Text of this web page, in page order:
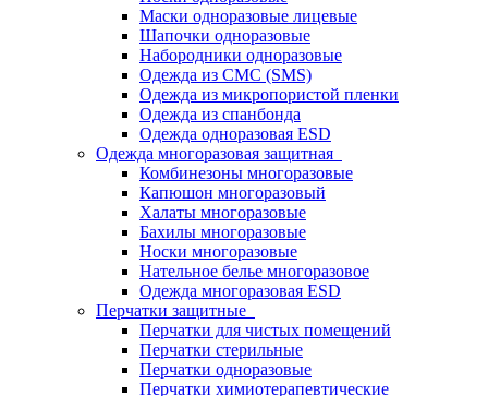
Маски одноразовые лицевые
Шапочки одноразовые
Набородники одноразовые
Одежда из СМС (SMS)
Одежда из микропористой пленки
Одежда из спанбонда
Одежда одноразовая ESD
Одежда многоразовая защитная
Комбинезоны многоразовые
Капюшон многоразовый
Халаты многоразовые
Бахилы многоразовые
Носки многоразовые
Нательное белье многоразовое
Одежда многоразовая ESD
Перчатки защитные
Перчатки для чистых помещений
Перчатки стерильные
Перчатки одноразовые
Перчатки химиотерапевтические